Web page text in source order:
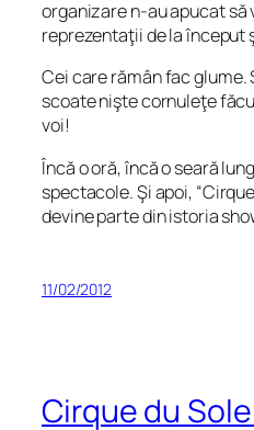
organizare n-au apucat să
reprezentaţii de la început
Cei care rămân fac glume.
scoate nişte cornuleţe
voi!
Încă o oră, încă o seară
spectacole. Şi apoi,
devine parte din istoria
11/02/2012
Cirque du